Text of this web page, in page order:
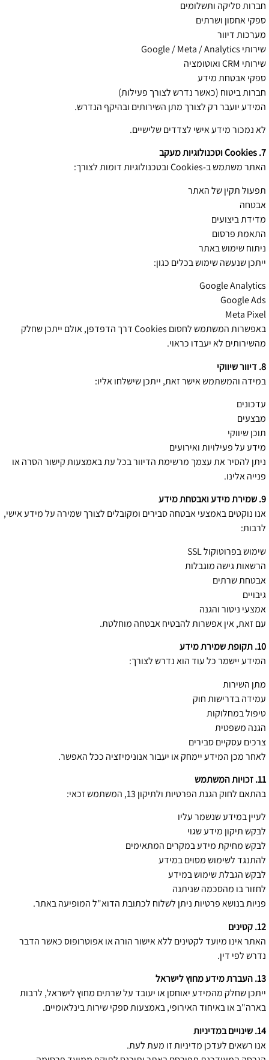
חברות סליקה ותשלומים
ספקי אחסון ושרתים
מערכות דיוור
שירותי Google / Meta / Analytics
שירותי CRM ואוטומציה
ספקי אבטחת מידע
חברות ביטוח (כאשר נדרש לצורך פעילות)
המידע יועבר רק לצורך מתן השירותים ובהיקף הנדרש.
לא נמכור מידע אישי לצדדים שלישיים.
7. Cookies וטכנולוגיות מעקב
האתר משתמש ב-Cookies ובטכנולוגיות דומות לצורך:
תפעול תקין של האתר
אבטחה
מדידת ביצועים
התאמת פרסום
ניתוח שימוש באתר
ייתכן שנעשה שימוש בכלים כגון:
Google Analytics
Google Ads
Meta Pixel
באפשרות המשתמש לחסום Cookies דרך הדפדפן, אולם ייתכן שחלק
מהשירותים לא יעבדו כראוי.
8. דיוור שיווקי
במידה והמשתמש אישר זאת, ייתכן שישלחו אליו:
עדכונים
מבצעים
תוכן שיווקי
מידע על פעילויות ואירועים
ניתן להסיר את עצמך מרשימת הדיוור בכל עת באמצעות קישור הסרה או
פנייה אלינו.
9. שמירת מידע ואבטחת מידע
אנו נוקטים באמצעי אבטחה סבירים ומקובלים לצורך שמירה על מידע אישי,
לרבות:
שימוש בפרוטוקול SSL
הרשאות גישה מוגבלות
אבטחת שרתים
גיבויים
אמצעי ניטור והגנה
עם זאת, אין אפשרות להבטיח אבטחה מוחלטת.
10. תקופת שמירת מידע
המידע יישמר כל עוד הוא נדרש לצורך:
מתן השירות
עמידה בדרישות חוק
טיפול במחלוקות
הגנה משפטית
צרכים עסקיים סבירים
לאחר מכן המידע יימחק או יעבור אנונימיזציה ככל האפשר.
11. זכויות המשתמש
בהתאם לחוק הגנת הפרטיות ולתיקון 13, המשתמש זכאי:
לעיין במידע שנשמר עליו
לבקש תיקון מידע שגוי
לבקש מחיקת מידע במקרים המתאימים
להתנגד לשימוש מסוים במידע
לבקש הגבלת שימוש במידע
לחזור בו מהסכמה שניתנה
פניות בנושא פרטיות ניתן לשלוח לכתובת הדוא"ל המופיעה באתר.
12. קטינים
האתר אינו מיועד לקטינים ללא אישור הורה או אפוטרופוס כאשר הדבר
נדרש לפי דין.
13. העברת מידע מחוץ לישראל
ייתכן שחלק מהמידע יאוחסן או יעובד על שרתים מחוץ לישראל, לרבות
בארה"ב או באיחוד האירופי, באמצעות ספקי שירות בינלאומיים.
14. שינויים במדיניות
אנו רשאים לעדכן מדיניות זו מעת לעת.